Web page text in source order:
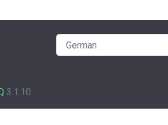
3.1.10